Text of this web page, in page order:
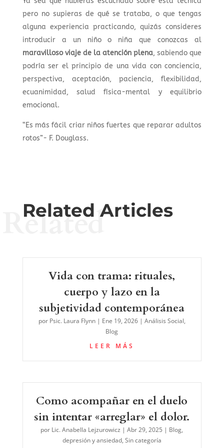
pero no supieras de qué se trataba, o que tengas
alguna experiencia practicando, quizás consideres
introducir a un niño o niña que conozcas al
maravilloso viaje de la atención plena, sabiendo que
podría ser el principio de una vida con conciencia,
perspectiva, aceptación, paciencia, flexibilidad,
ecuanimidad, salud física-mental y equilibrio
emocional.
“Es más fácil criar niños fuertes que reparar adultos
rotos”- F. Douglass.
Related Articles
Related
Vida con trama: rituales,
cuerpo y lazo en la
subjetividad contemporánea
por Psic. Laura Flynn| Ene 19, 2026| Análisis Social,
Blog
LEER MÁS
Como acompañar en el duelo
sin intentar «arreglar» el dolor.
por Lic. Anabella Lejzurowicz |Abr 29, 2025 | Blog,
depresión y ansiedad, Sin categoría